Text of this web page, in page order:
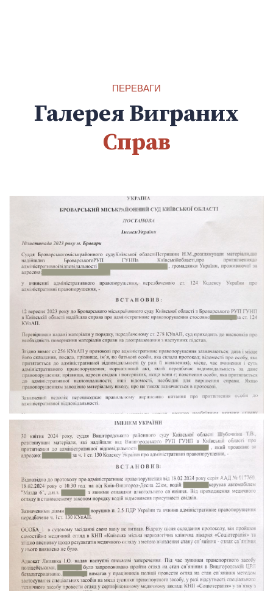
ПЕРЕВАГИ
Галерея Виграних
Справ
Повернути Справу з Суду
Адвокат по ст.130 Вишгород